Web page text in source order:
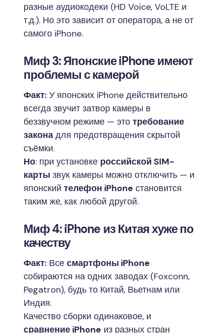
разные аудиокодеки (HD Voice, VoLTE и
т.д.). Но это зависит от оператора, а не от
самого iPhone.
Миф 3: Японские iPhone имеют
проблемы с камерой
Факт: У японских iPhone действительно
всегда звучит затвор камеры в
беззвучном режиме — это требование
закона для предотвращения скрытой
съёмки.
Но: при установке российской SIM-
карты звук камеры можно отключить — и
японский телефон iPhone становится
таким же, как любой другой.
Миф 4: iPhone из Китая хуже по
качеству
Факт: Все смартфоны iPhone
собираются на одних заводах (Foxconn,
Pegatron), будь то Китай, Вьетнам или
Индия.
Качество сборки одинаковое, и
сравнение iPhone из разных стран